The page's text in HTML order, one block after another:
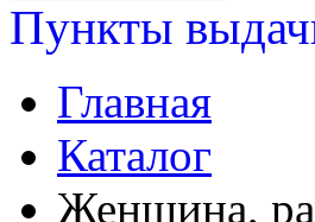
Пункты
Главная
Каталог
Женщина,